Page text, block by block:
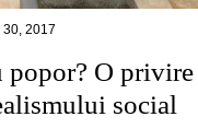
30, 2017
popor? O privire
social